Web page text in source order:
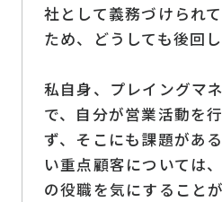
社として義務づけられ
ため、どうしても後回し
私自身、プレイングマ
で、自分が営業活動を
ず、そこにも課題があ
い重点顧客については
の役職を気にすること